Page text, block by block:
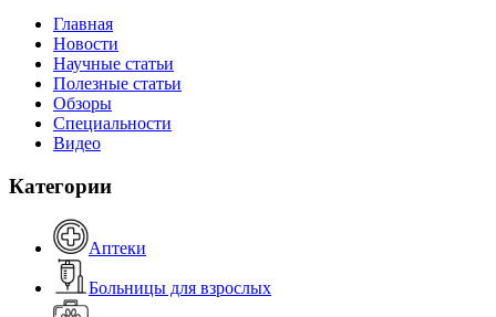
Главная
Новости
Научные статьи
Полезные статьи
Обзоры
Специальности
Видео
Категории
Аптеки
Больницы для взрослых